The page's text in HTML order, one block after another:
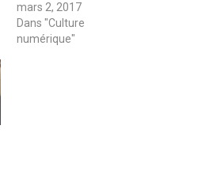
mars 2, 2017
Dans "Culture
numérique"